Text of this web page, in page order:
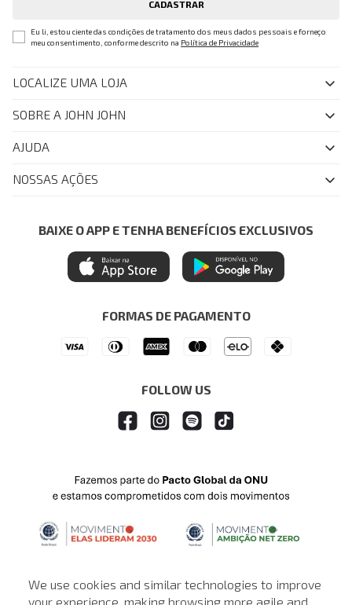
We use cookies and similar technologies to improve
your experience, making browsing more agile and
CADASTRAR
Eu li, estou ciente das condições de tratamento dos meus dados pessoais e forneço
meu consentimento, conforme descrito na Política de Privacidade
LOCALIZE UMA LOJA
SOBRE A JOHN JOHN
Quem Somos
John John Club
Painel de Privacidade
Central de Preferências
Ética e Sustentabilidade
AJUDA
FAQ
Regulamentos
Seja um Revendedor
NOSSAS AÇÕES
Azul Fidelidade
Mastercard
Itau Personnalite
BAIXE O APP E TENHA BENEFÍCIOS EXCLUSIVOS
FORMAS DE PAGAMENTO
FOLLOW US